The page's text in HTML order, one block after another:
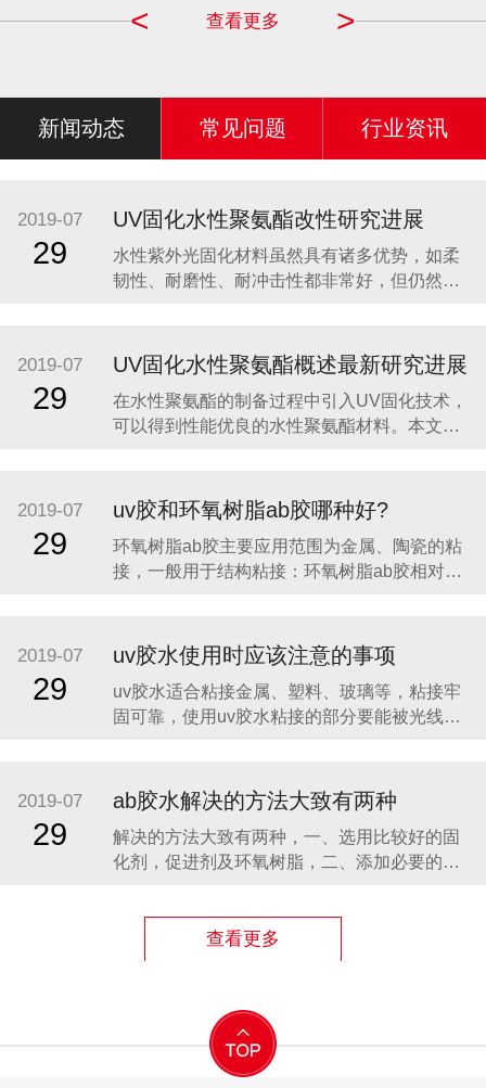
>
查看更多
<
新闻动态 常见问题 行业资讯
2019-07
29
UV固化水性聚氨酯改性研究进展
水性紫外光固化材料虽然具有诸多优势，如柔
韧性、耐磨性、耐冲击性都非常好，但仍然有
的优点;同时，水的高表面张力对低表面能基材
和颜料浸润性差，易引起涂布不均;此外，与溶
剂型紫外光固化涂料相比，水性紫外光固化涂
料双键含量
2019-07
29
UV固化水性聚氨酯概述最新研究进展
在水性聚氨酯的制备过程中引入UV固化技术，
可以得到性能优良的水性聚氨酯材料。本文阐
统的UV固化涂料主要由光引发剂、反应性低聚
物和活性稀释剂组成，涂膜可在紫外光的照射
下发生光交联反应而迅速固化。稀
2019-07
29
uv胶和环氧树脂ab胶哪种好?
环氧树脂ab胶主要应用范围为金属、陶瓷的粘
接，一般用于结构粘接：环氧树脂ab胶相对于
斤，操作方便，表面效果好。 uv胶主要应用范
围为玻璃、水晶、塑料的粘接，也可作为油
漆、涂料、油墨等的胶料使用。uv胶的主
2019-07
29
uv胶水使用时应该注意的事项
uv胶水适合粘接金属、塑料、玻璃等，粘接牢
固可靠，使用uv胶水粘接的部分要能被光线照
些呢? 胶水固化后，胶体表面接触空气，由于空
气的抑制作用，胶体表面不能脱粘，也就是粘
手的现象。 uv胶水的主要成分是丙
2019-07
29
ab胶水解决的方法大致有两种
解决的方法大致有两种，一、选用比较好的固
化剂，促进剂及环氧树脂，二、添加必要的抗
基本上都是改性聚醚胺，在黄变成因上的主要
集中在不同企业生产的聚醚胺，由于工艺，成
查看更多